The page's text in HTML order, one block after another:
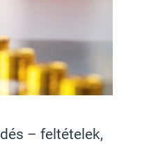
– feltételek,